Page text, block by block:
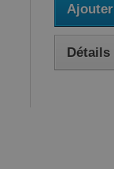
Détails